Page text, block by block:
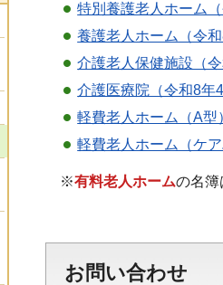
特別養護老人ホーム
養護老人ホーム（令
介護老人保健施設（
介護医療院（令和8年
軽費老人ホーム（A型
軽費老人ホーム（ケ
※有料老人ホームの名簿
お問い合わせ